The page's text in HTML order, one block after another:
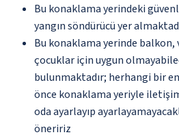
Bu konaklama yerindeki
yangın söndürücü yer
Bu konaklama yerinde balkon,
çocuklar için uygun
bulunmaktadır; herhangi bir
önce konaklama yeriyle
oda ayarlayıp
öneririz